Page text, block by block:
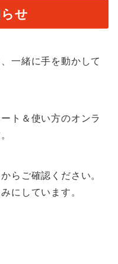
せ
一緒に手を動かして
ト＆使い方のオンラ
らご確認ください。
にしています。